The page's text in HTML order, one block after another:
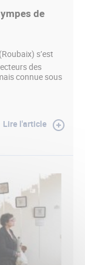
de
s’est
des
connue sous
Lire l'article